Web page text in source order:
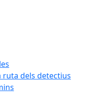
ruta dels detectius